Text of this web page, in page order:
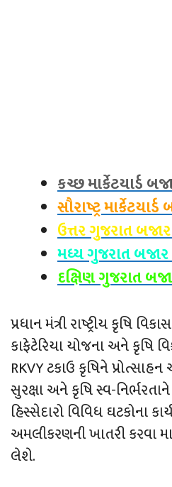
કચ્છ માર્કેટયાર્ડ
સૌરાષ્ટ્ર
ઉત્તર ગુજરાત
મધ્ય ગુજરાત
દક્ષિણ ગુજરાત
પ્રધાન મંત્રી રાષ્‍ટ્રીય કૃષિ
કાફેટેરિયા યોજના અને કૃષિ
RKVY ટકાઉ કૃષિને
સુરક્ષા અને કૃષિ સ્વ-
હિસ્સેદારો વિવિધ ઘટકોના
અમલીકરણની ખાતરી કરવા
લેશે.